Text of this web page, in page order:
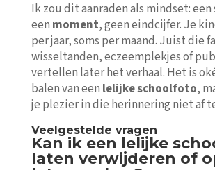
Ik zou dit aanraden als mindset:
een moment, geen eindcijfer. Je
per jaar, soms per maand. Juist die
wisseltanden, eczeemplekjes of
vertellen later het verhaal. Het is
balen van een lelijke schoolfoto,
je plezier in die herinnering niet af
Veelgestelde vragen
Kan ik een lelijke
laten verwijderen of